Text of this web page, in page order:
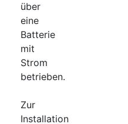
über
eine
Batterie
mit
Strom
betrieben.
Zur
Installation